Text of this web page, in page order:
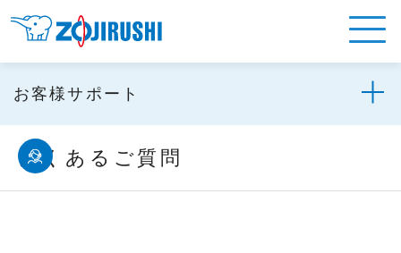
お客様サポート
よくあるご質問